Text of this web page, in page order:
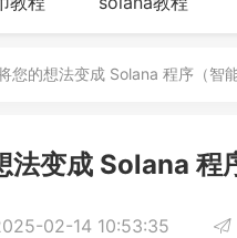
您的想法变成 Solana 程序（智能
法变成 Solana 程
02-14 10:53:35